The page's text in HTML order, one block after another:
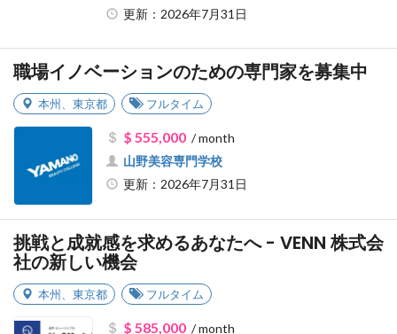
更新：2026年7月31日
職場イノベーションのための専門家を募集中
本州 東京都 フルタイム
$ 555,000/ month
山野美容専門学校
更新：2026年7月31日
挑戦と成就感を求めるあなたへ - VENN 株式会
社の新しい機会
本州 東京都 フルタイム
$ 585,000/ month